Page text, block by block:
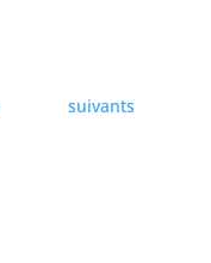
Évènements
suivants